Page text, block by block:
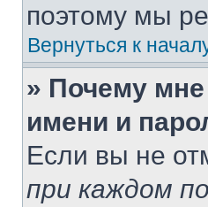
поэтому мы
Вернуться к
» Почему мне
имени и
Если вы не
при каждом